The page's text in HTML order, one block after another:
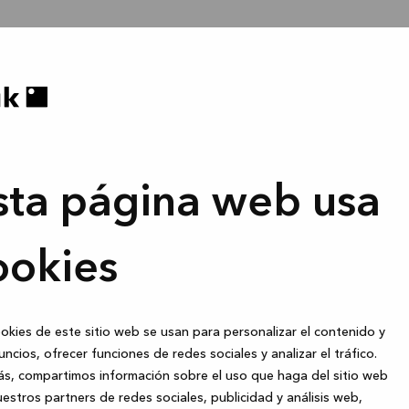
página web usa
de este sitio web se usan para personalizar el contenido y
ofrecer funciones de redes sociales y analizar el tráfico.
compartimos información sobre el uso que haga del sitio web
partners de redes sociales, publicidad y análisis web,